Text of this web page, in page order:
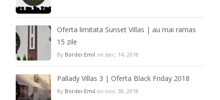
Oferta limitata Sunset Villas | au mai ramas
15 zile
By Bordei Emil on dec. 14, 2018
Pallady Villas 3 | Oferta Black Friday 2018
By Bordei Emil on nov. 30, 2018